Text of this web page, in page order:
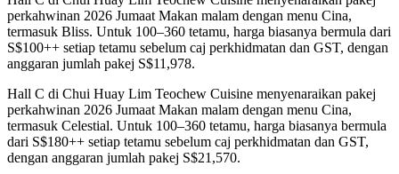
perkahwinan 2026 Jumaat Makan malam dengan menu Cina,
termasuk Bliss. Untuk 100–360 tetamu, harga biasanya bermula dari
S$100++ setiap tetamu sebelum caj perkhidmatan dan GST, dengan
anggaran jumlah pakej S$11,978.
Hall C di Chui Huay Lim Teochew Cuisine menyenaraikan pakej
perkahwinan 2026 Jumaat Makan malam dengan menu Cina,
termasuk Celestial. Untuk 100–360 tetamu, harga biasanya bermula
dari S$180++ setiap tetamu sebelum caj perkhidmatan dan GST,
dengan anggaran jumlah pakej S$21,570.